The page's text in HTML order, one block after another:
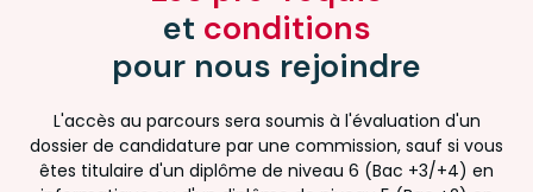
et conditions
pour nous rejoindre
L'accès au parcours sera soumis à l'évaluation d'un
dossier de candidature par une commission, sauf si vous
êtes titulaire d'un diplôme de niveau 6 (Bac +3/+4) en